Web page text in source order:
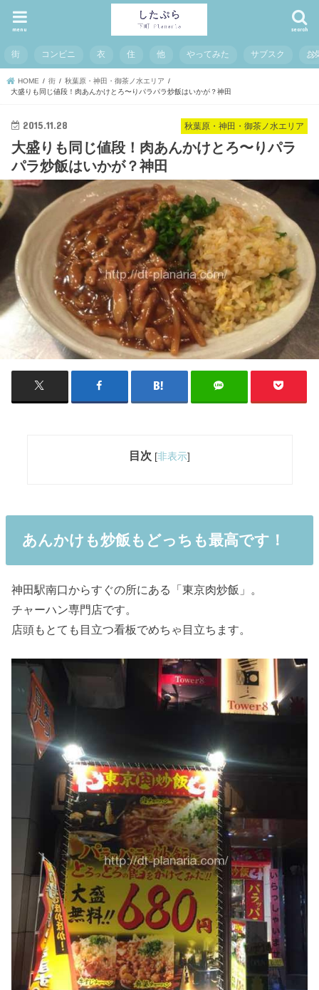
search
menu
街 コンビニ 衣 住 他 やってみた サブスク お
HOME 街
秋葉原・神田・御茶ノ水エリア
大盛りも同じ値段！肉あんかけとろ〜りパラパラ炒飯はいかが？神田
秋葉原・神田・御茶ノ水エリア
2015.11.28
大盛りも同じ値段！肉あんかけとろ〜りパラ
パラ炒飯はいかが？神田
目次 [非表示]
あんかけも炒飯もどっちも最高です！
神田駅南口からすぐの所にある「東京肉炒飯」。
チャーハン専門店です。
店頭もとても目立つ看板でめちゃ目立ちます。